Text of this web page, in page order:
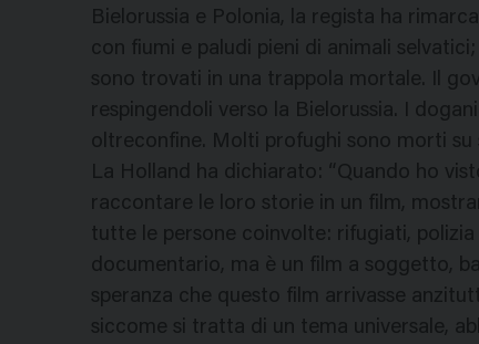
Bielorussia e Polonia, la regista ha
con fiumi e paludi pieni di animali
sono trovati in una trappola mortale. Il
respingendoli verso la Bielorussia. I
oltreconfine. Molti profughi sono morti
La Holland ha dichiarato: “Quando ho
raccontare le loro storie in un film,
tutte le persone coinvolte: rifugiati,
documentario, ma è un film a soggetto,
speranza che questo film arrivasse
siccome si tratta di un tema universale,